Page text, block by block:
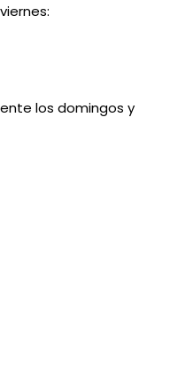
los domingos y